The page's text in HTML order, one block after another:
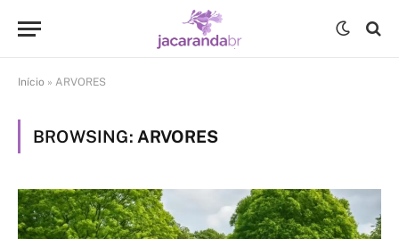
Início » ARVORES
BROWSING: ARVORES